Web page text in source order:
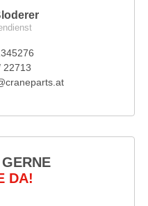
22713
DA!